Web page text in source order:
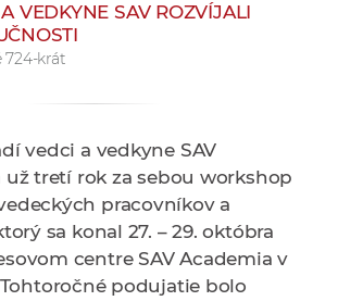
c
a
p
VEDKYNE SAV ROZVÍJALI
krát
vedci a vedkyne SAV
už tretí rok za sebou workshop
pracovníkov a
sa konal 27. – 29. októbra
centre SAV Academia v
podujatie bolo